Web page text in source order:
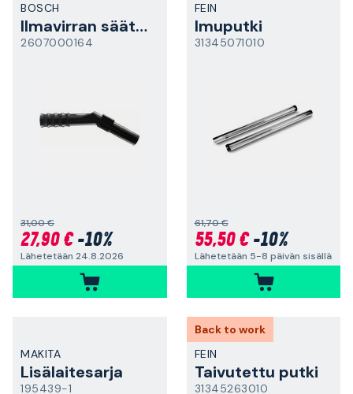
BOSCH
Ilmavirran säätökahva
2607000164
31,00 €
27,90 €-10%
Lähetetään 24.8.2026
FEIN
Imuputki
31345071010
61,70 €
55,50 €-10%
Lähetetään 5-8 päivän sisällä
MAKITA
Lisälaitesarja
195439-1
Back to work
FEIN
Taivutettu putki
31345263010